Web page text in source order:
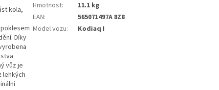
kola,
Díky
vůz je
lehkých
Hmotnost:
11.1 kg
EAN:
565071497A 8Z8
Model vozu: Kodiaq I